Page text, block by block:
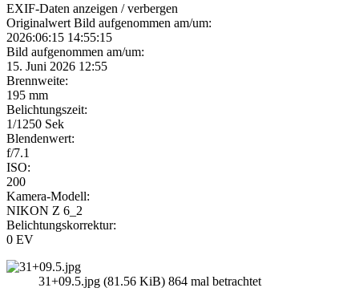
EXIF-Daten anzeigen / verbergen
Originalwert Bild aufgenommen am/um:
2026:06:15 14:55:15
Bild aufgenommen am/um:
15. Juni 2026 12:55
Brennweite:
195 mm
Belichtungszeit:
1/1250 Sek
Blendenwert:
f/7.1
ISO:
200
Kamera-Modell:
NIKON Z 6_2
Belichtungskorrektur:
0 EV
31+09.5.jpg (81.56 KiB) 864 mal betrachtet